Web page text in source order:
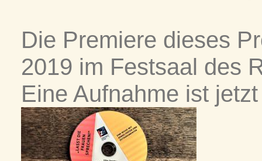
Die Premiere dieses
2019 im Festsaal des
Eine Aufnahme ist